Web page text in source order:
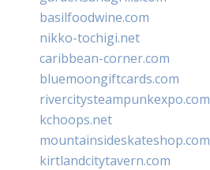
basilfoodwine.com
nikko-tochigi.net
caribbean-corner.com
bluemoongiftcards.com
rivercitysteampunkexpo.com
kchoops.net
mountainsideskateshop.com
kirtlandcitytavern.com